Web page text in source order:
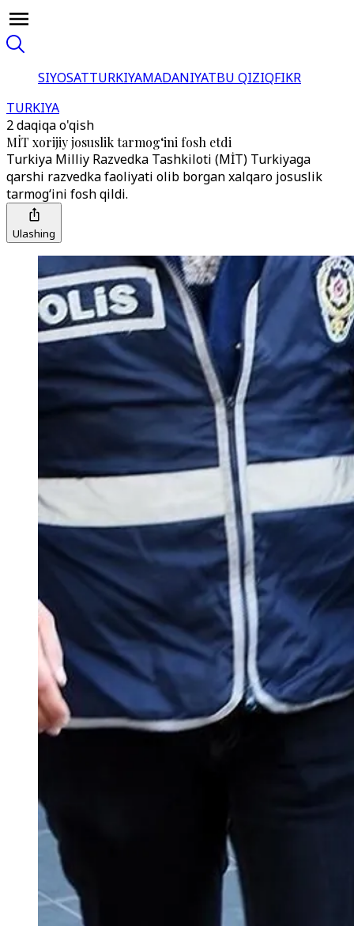
SIYOSATTURKIYAMADANIYATBU QIZIQFIKR
TURKIYA
2 daqiqa o'qish
MİT xorijiy josuslik tarmog‘ini fosh etdi
Turkiya Milliy Razvedka Tashkiloti (MİT) Turkiyaga
qarshi razvedka faoliyati olib borgan xalqaro josuslik
tarmog‘ini fosh qildi.
Ulashing